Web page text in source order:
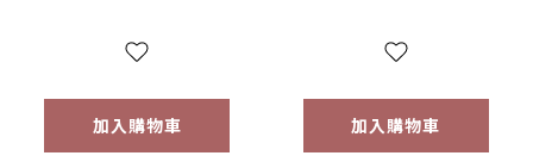
選
加入購物車 加入購物車